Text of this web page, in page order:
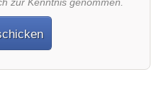
zur Kenntnis genommen.